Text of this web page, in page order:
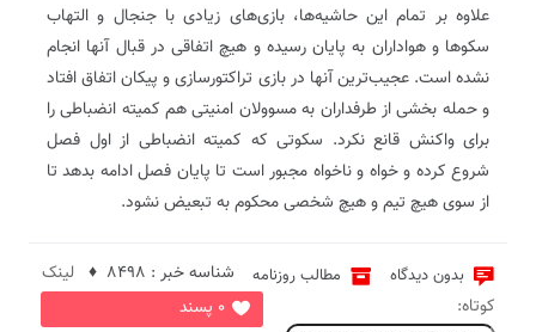
علاوه بر تمام این حاشیه‌ها، بازی‌های زیادی با جنجال و التهاب
سکوها و هواداران به پایان رسیده و هیچ اتفاقی در قبال آنها انجام
نشده است. عجیب‌ترین آنها در بازی تراکتورسازی و پیکان اتفاق افتاد
و حمله بخشی از طرفداران به مسوولان امنیتی هم کمیته انضباطی را
برای واکنش قانع نکرد. سکوتی که کمیته انضباطی از اول فصل
شروع کرده و خواه و ناخواه مجبور است تا پایان فصل ادامه بدهد تا
از سوی هیچ تیم و هیچ شخصی محکوم به تبعیض نشود.
بدون دیدگاه مطالب روزنامه
0 پسند
شناسه خبر : 8498 ♦
لینک
کوتاه: